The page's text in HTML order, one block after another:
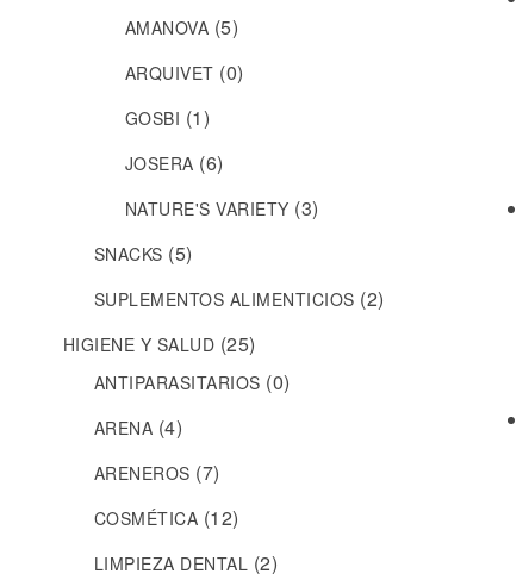
AMANOVA (5)
ARQUIVET (0)
GOSBI (1)
JOSERA (6)
NATURE'S VARIETY (3)
SNACKS (5)
SUPLEMENTOS ALIMENTICIOS (2)
HIGIENE Y SALUD (25)
ANTIPARASITARIOS (0)
ARENA (4)
ARENEROS (7)
COSMÉTICA (12)
LIMPIEZA DENTAL (2)